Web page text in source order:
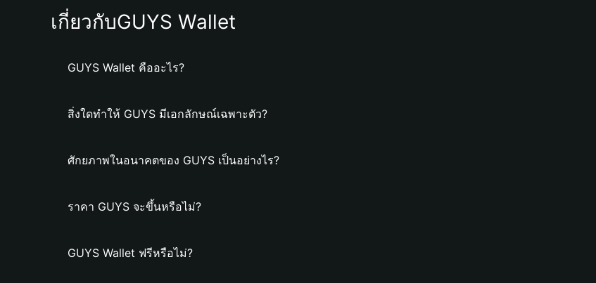
เกี่ยวกับGUYS Wallet
GUYS Wallet คืออะไร?
สิ่งใดทำให้ GUYS มีเอกลักษณ์เฉพาะตัว?
ศักยภาพในอนาคตของ GUYS เป็นอย่างไร?
ราคา GUYS จะขึ้นหรือไม่?
GUYS Wallet ฟรีหรือไม่?